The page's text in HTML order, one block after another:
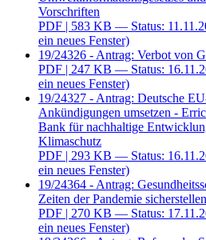
Vorschriften
PDF | 583 KB — Status:
ein neues Fenster)
19/24326 - Antrag: Verbot von
PDF | 247 KB — Status:
ein neues Fenster)
19/24327 - Antrag: Deutsche
Ankündigungen umsetzen -
Bank für nachhaltige
Klimaschutz
PDF | 293 KB — Status:
ein neues Fenster)
19/24364 - Antrag:
Zeiten der Pandemie sicherstellen
PDF | 270 KB — Status:
ein neues Fenster)